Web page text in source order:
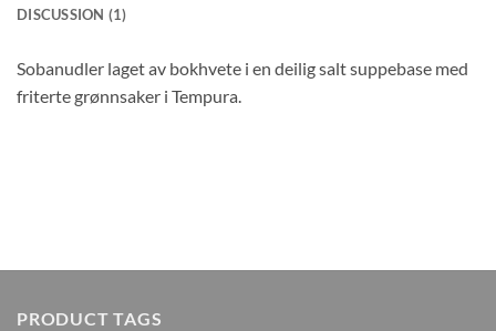
DISCUSSION (1)
Sobanudler laget av bokhvete i en deilig salt suppebase med
friterte grønnsaker i Tempura.
PRODUCT TAGS